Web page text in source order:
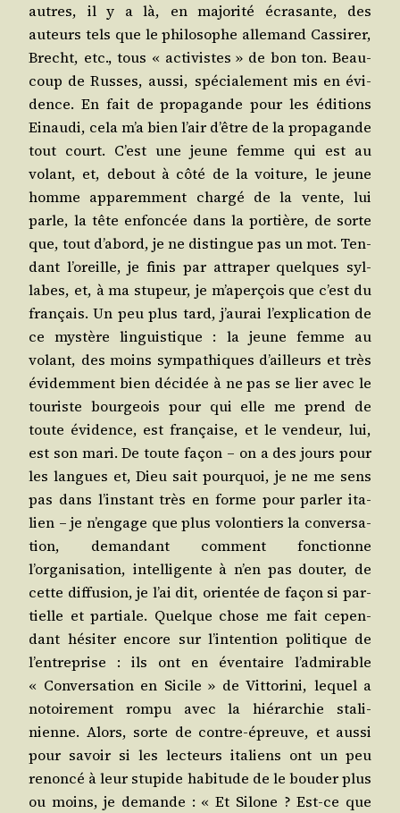
autres, il y a là, en majo­ri­té écra­sante, des
auteurs tels que le phi­lo­sophe alle­mand Cas­si­rer,
Brecht, etc., tous « acti­vistes » de bon ton. Beau­
coup de Russes, aus­si, spé­cia­le­ment mis en évi­
dence. En fait de pro­pa­gande pour les édi­tions
Einau­di, cela m’a bien l’air d’être de la pro­pa­gande
tout court. C’est une jeune femme qui est au
volant, et, debout à côté de la voi­ture, le jeune
homme appa­rem­ment char­gé de la vente, lui
parle, la tête enfon­cée dans la por­tière, de sorte
que, tout d’abord, je ne dis­tingue pas un mot. Ten­
dant l’oreille, je finis par attra­per quelques syl­
labes, et, à ma stu­peur, je m’aperçois que c’est du
fran­çais. Un peu plus tard, j’aurai l’explication de
ce mys­tère lin­guis­tique : la jeune femme au
volant, des moins sym­pa­thiques d’ailleurs et très
évi­dem­ment bien déci­dée à ne pas se lier avec le
tou­riste bour­geois pour qui elle me prend de
toute évi­dence, est fran­çaise, et le ven­deur, lui,
est son mari. De toute façon – on a des jours pour
les langues et, Dieu sait pour­quoi, je ne me sens
pas dans l’instant très en forme pour par­ler ita­
lien – je n’engage que plus volon­tiers la conver­sa­
tion, deman­dant com­ment fonc­tionne
l’organisation, intel­li­gente à n’en pas dou­ter, de
cette dif­fu­sion, je l’ai dit, orien­tée de façon si par­
tielle et par­tiale. Quelque chose me fait cepen­
dant hési­ter encore sur l’intention poli­tique de
l’entreprise : ils ont en éven­taire l’admirable
« Conver­sa­tion en Sicile » de Vit­to­ri­ni, lequel a
notoi­re­ment rom­pu avec la hié­rar­chie sta­li­
nienne. Alors, sorte de contre-épreuve, et aus­si
pour savoir si les lec­teurs ita­liens ont un peu
renon­cé à leur stu­pide habi­tude de le bou­der plus
ou moins, je demande : « Et Silone ? Est-ce que